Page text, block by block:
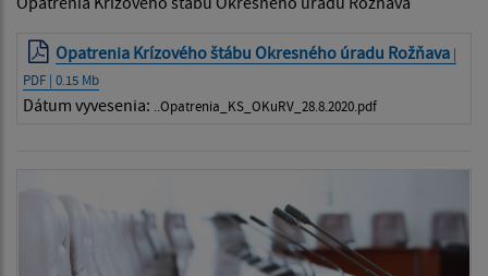
Opatrenia Krízového štábu Okresného úradu Rožňava |
PDF | 0.15 Mb
Dátum vyvesenia: ..Opatrenia_KS_OKuRV_28.8.2020.pdf